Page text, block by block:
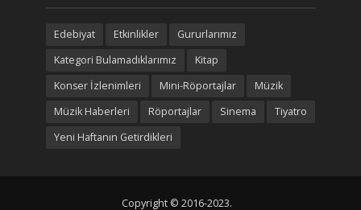
Edebiyat Etkinlikler
Gururlarımız
Kategori Bulamadıklarımız
Kitap
Konser İzlenimleri
Mini-Röportajlar
Müzik
Müzik Haberleri
Röportajlar Sinema
Tiyatro
Yeni Haftanın Getirdikleri
Copyright © 2016-2023.